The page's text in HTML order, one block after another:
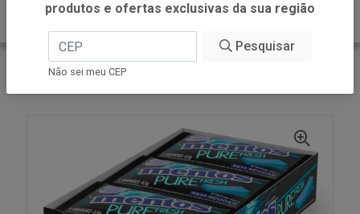
INÍCIO
PERFETTI
produtos e ofertas exclusivas da sua região
Pesquisar
Não sei meu CEP